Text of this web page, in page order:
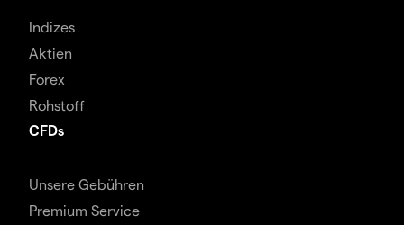
Indizes
Aktien
Forex
Rohstoff
CFDs
Unsere Gebühren
Premium Service